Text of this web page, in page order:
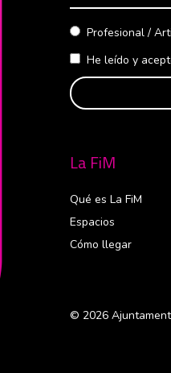
Profesional /
He leído y
La FiM
Qué es La FiM
Espacios
Cómo llegar
© 2026